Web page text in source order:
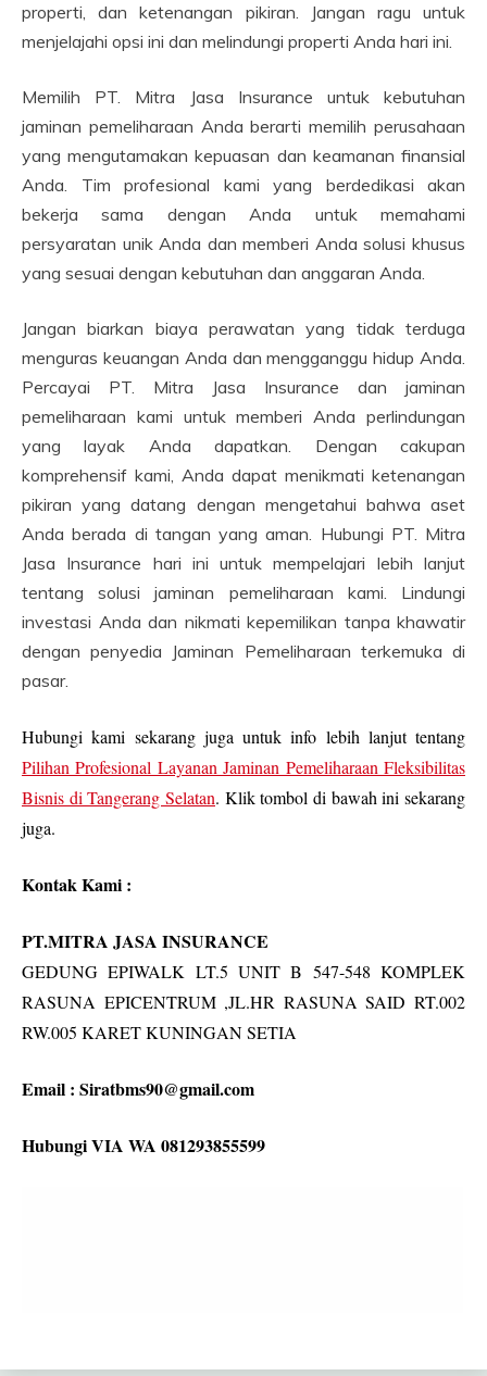
properti, dan ketenangan pikiran. Jangan ragu untuk
menjelajahi opsi ini dan melindungi properti Anda hari ini.
Memilih PT. Mitra Jasa Insurance untuk kebutuhan
jaminan pemeliharaan Anda berarti memilih perusahaan
yang mengutamakan kepuasan dan keamanan finansial
Anda. Tim profesional kami yang berdedikasi akan
bekerja sama dengan Anda untuk memahami
persyaratan unik Anda dan memberi Anda solusi khusus
yang sesuai dengan kebutuhan dan anggaran Anda.
Jangan biarkan biaya perawatan yang tidak terduga
menguras keuangan Anda dan mengganggu hidup Anda.
Percayai PT. Mitra Jasa Insurance dan jaminan
pemeliharaan kami untuk memberi Anda perlindungan
yang layak Anda dapatkan. Dengan cakupan
komprehensif kami, Anda dapat menikmati ketenangan
pikiran yang datang dengan mengetahui bahwa aset
Anda berada di tangan yang aman. Hubungi PT. Mitra
Jasa Insurance hari ini untuk mempelajari lebih lanjut
tentang solusi jaminan pemeliharaan kami. Lindungi
investasi Anda dan nikmati kepemilikan tanpa khawatir
dengan penyedia Jaminan Pemeliharaan terkemuka di
pasar.
Hubungi kami sekarang juga untuk info lebih lanjut tentang
Pilihan Profesional Layanan Jaminan Pemeliharaan Fleksibilitas
Bisnis di Tangerang Selatan. Klik tombol di bawah ini sekarang
juga.
Kontak Kami :
PT.MITRA JASA INSURANCE
GEDUNG EPIWALK LT.5 UNIT B 547-548 KOMPLEK
RASUNA EPICENTRUM ,JL.HR RASUNA SAID RT.002
RW.005 KARET KUNINGAN SETIA
Email : Siratbms90@gmail.com
Hubungi VIA WA 081293855599